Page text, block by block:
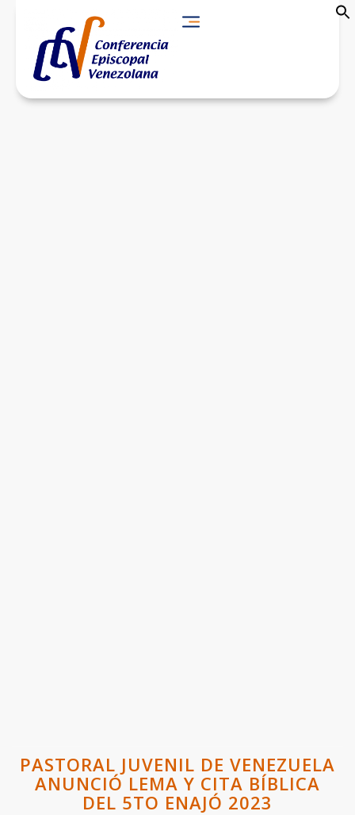
PASTORAL JUVENIL DE VENEZUELA
ANUNCIÓ LEMA Y CITA BÍBLICA
DEL 5TO ENAJÓ 2023